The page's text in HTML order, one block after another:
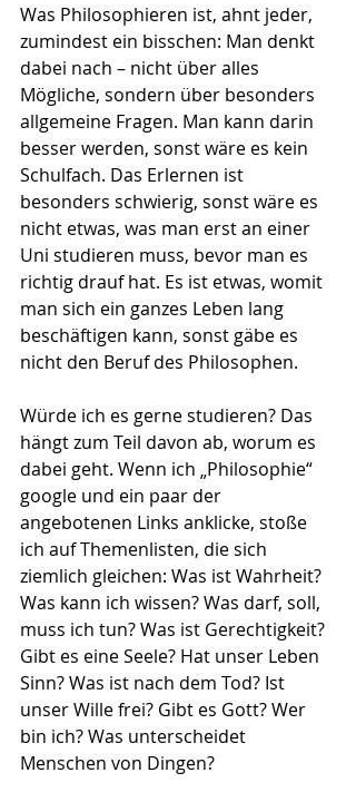
Was Philosophieren ist, ahnt jeder,
zumindest ein bisschen: Man denkt
dabei nach – nicht über alles
Mögliche, sondern über besonders
allgemeine Fragen. Man kann darin
besser werden, sonst wäre es kein
Schulfach. Das Erlernen ist
besonders schwierig, sonst wäre es
nicht etwas, was man erst an einer
Uni studieren muss, bevor man es
richtig drauf hat. Es ist etwas, womit
man sich ein ganzes Leben lang
beschäftigen kann, sonst gäbe es
nicht den Beruf des Philosophen.
Würde ich es gerne studieren? Das
hängt zum Teil davon ab, worum es
dabei geht. Wenn ich „Philosophie“
google und ein paar der
angebotenen Links anklicke, stoße
ich auf Themen­listen, die sich
ziemlich gleichen: Was ist Wahrheit?
Was kann ich wissen? Was darf, soll,
muss ich tun? Was ist Gerechtigkeit?
Gibt es eine Seele? Hat unser Leben
Sinn? Was ist nach dem Tod? Ist
unser Wille frei? Gibt es Gott? Wer
bin ich? Was unterscheidet
Menschen von Dingen?